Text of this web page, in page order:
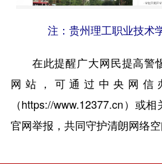
注：贵州理工职业技术
在此提醒广大网民提高警
网站，可通过中央网信
（https://www.12377.cn）或
官网举报，共同守护清朗网络空